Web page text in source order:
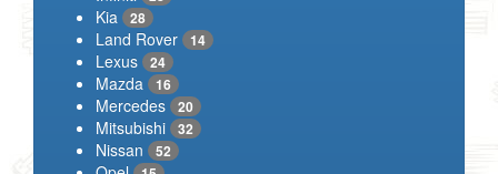
Kia 28
Land Rover 14
Lexus 24
Mazda 16
Mercedes 20
Mitsubishi 32
Nissan 52